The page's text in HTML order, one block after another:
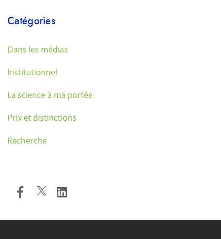
Catégories
Dans les médias
Institutionnel
La science à ma portée
Prix et distinctions
Recherche